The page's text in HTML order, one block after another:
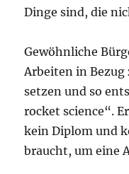
Dinge sind, die
Gewöhnliche
Arbeiten in Bezug
setzen und so
rocket science“.
kein Diplom und
braucht, um eine